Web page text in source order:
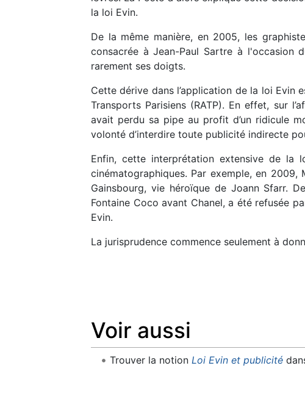
la loi Evin.
De la même manière, en 2005, les
consacrée à Jean-Paul Sartre à l'occasion
rarement ses doigts.
Cette dérive dans l’application de la loi Evin
Transports Parisiens (RATP). En effet, sur
avait perdu sa pipe au profit d’un ridicule
volonté d’interdire toute publicité indirecte
Enfin, cette interprétation extensive de la
cinématographiques. Par exemple, en
Gainsbourg, vie héroïque de Joann Sfarr.
Fontaine Coco avant Chanel, a été refusée
Evin.
La jurisprudence commence seulement à
Voir aussi
Trouver la notion Loi Evin et publicité